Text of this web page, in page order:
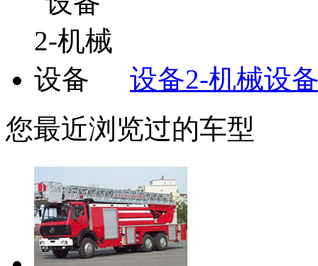
设备2-机械设
您最近浏览过的车型